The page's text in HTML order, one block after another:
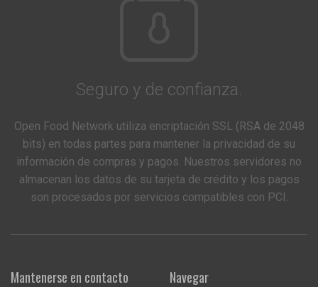
Seguro y de confianza.
Open Food Network utiliza encriptación SSL (RSA de 2048
bits) en todas partes para mantener la privacidad de su
información de compras y pagos. Nuestros servidores no
almacenan los datos de su tarjeta de crédito y los pagos
son procesados por servicios compatibles con PCI.
Mantenerse en contacto Navegar